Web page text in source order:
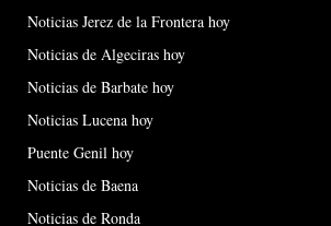
Noticias Jerez de la Frontera hoy
Noticias de Algeciras hoy
Noticias de Barbate hoy
Noticias Lucena hoy
Puente Genil hoy
Noticias de Baena
Noticias de Ronda